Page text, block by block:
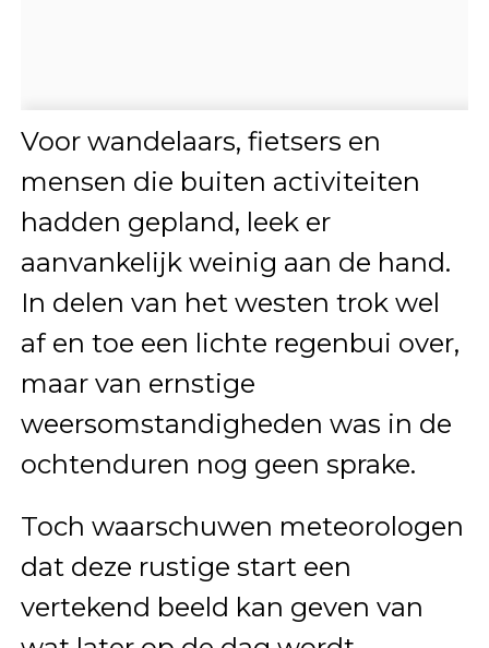
Voor wandelaars, fietsers en
mensen die buiten activiteiten
hadden gepland, leek er
aanvankelijk weinig aan de hand.
In delen van het westen trok wel
af en toe een lichte regenbui over,
maar van ernstige
weersomstandigheden was in de
ochtenduren nog geen sprake.
Toch waarschuwen meteorologen
dat deze rustige start een
vertekend beeld kan geven van